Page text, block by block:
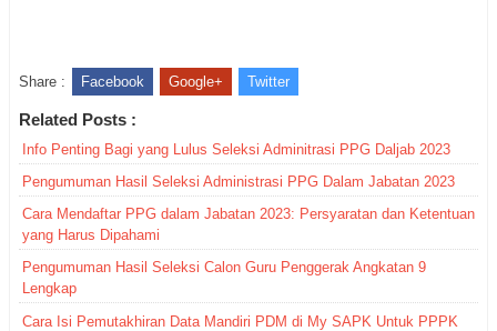
Share : Facebook Google+ Twitter
Related Posts :
Info Penting Bagi yang Lulus Seleksi Adminitrasi PPG Daljab 2023
Pengumuman Hasil Seleksi Administrasi PPG Dalam Jabatan 2023
Cara Mendaftar PPG dalam Jabatan 2023: Persyaratan dan Ketentuan
yang Harus Dipahami
Pengumuman Hasil Seleksi Calon Guru Penggerak Angkatan 9
Lengkap
Cara Isi Pemutakhiran Data Mandiri PDM di My SAPK Untuk PPPK